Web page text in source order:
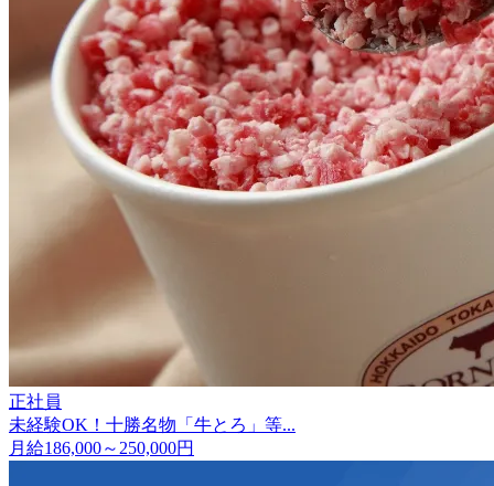
正社員
未経験OK！十勝名物「牛とろ」等...
月給186,000～250,000円